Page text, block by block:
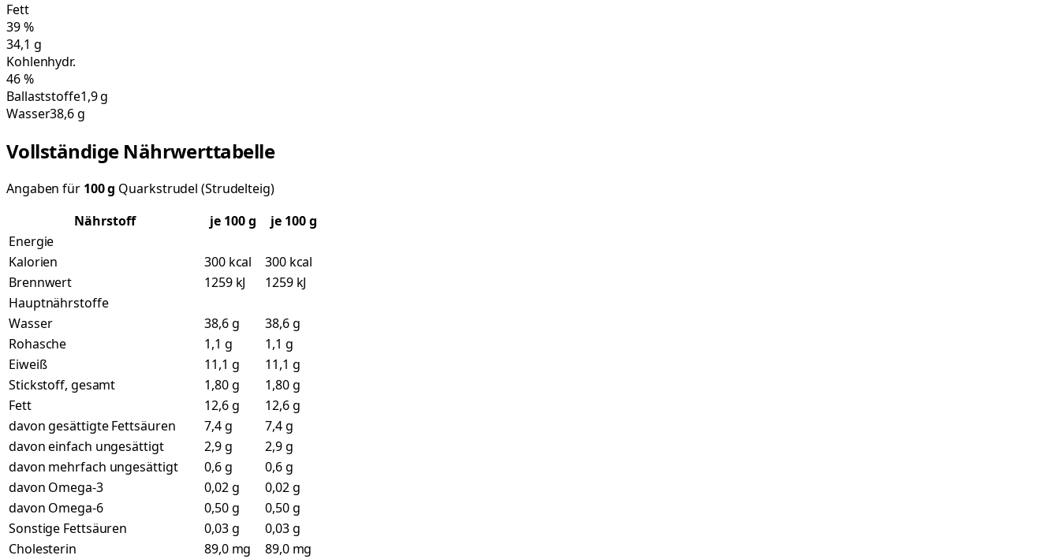
Fett
39%
34,1 g
Kohlenhydr.
46%
Ballaststoffe1,9 g
Wasser38,6 g
Vollständige Nährwerttabelle
Angaben für 100g Quarkstrudel (Strudelteig)
Nährstoff
je 100g
je 100 g
Energie
Kalorien
300 kcal
300 kcal
Brennwert
1259 kJ
1259 kJ
Hauptnährstoffe
Wasser
38,6 g
38,6 g
Rohasche
1,1 g
1,1 g
Eiweiß
11,1 g
11,1 g
Stickstoff, gesamt
1,80 g
1,80 g
Fett
12,6 g
12,6 g
davon gesättigte Fettsäuren
7,4 g
7,4 g
davon einfach ungesättigt
2,9 g
2,9 g
davon mehrfach ungesättigt
0,6 g
0,6 g
davon Omega-3
0,02 g
0,02 g
davon Omega-6
0,50 g
0,50 g
Sonstige Fettsäuren
0,03 g
0,03 g
Cholesterin
89,0 mg
89,0 mg